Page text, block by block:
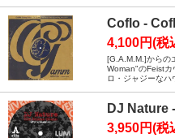
Coflo -
4,100円(税
[G.A.M.M.]からの
Woman"のFeistカ
ロ・ジャジーなハ
DJ Nature
3,950円(税